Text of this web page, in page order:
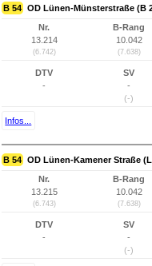
B 54 OD Lünen-Münsterstraße (B
Nr.
13.214
(6.742)
B-Rang
10.042
(7.638)
DTV
-
SV
-
(-)
Infos...
B 54 OD Lünen-Kamener Straße
Nr.
13.215
(6.743)
B-Rang
10.042
(7.638)
DTV
-
SV
-
(-)